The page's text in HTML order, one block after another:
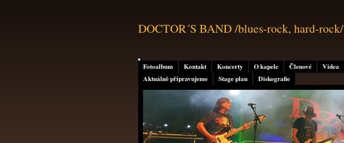
Fotoalbum Kontakt Koncerty O kapele Členové Videa
Aktuálně připravujeme
Stage plan Diskografie
DOCTOR´S BAND /blues-rock, hard-rock/